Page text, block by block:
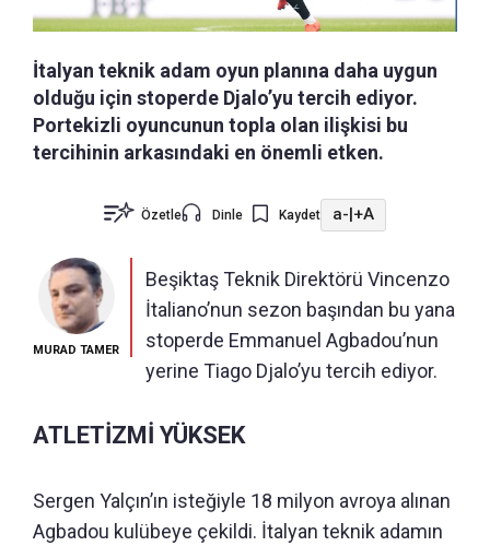
İtalyan teknik adam oyun planına daha uygun
olduğu için stoperde Djalo’yu tercih ediyor.
Portekizli oyuncunun topla olan ilişkisi bu
tercihinin arkasındaki en önemli etken.
Özetle Dinle Kaydet a- +A
MURAD TAMER
Beşiktaş Teknik Direktörü Vincenzo
İtaliano’nun sezon başından bu yana
stoperde Emmanuel Agbadou’nun
yerine Tiago Djalo’yu tercih ediyor.
ATLETİZMİ YÜKSEK
Sergen Yalçın’ın isteğiyle 18 milyon avroya alınan
Agbadou kulübeye çekildi. İtalyan teknik adamın